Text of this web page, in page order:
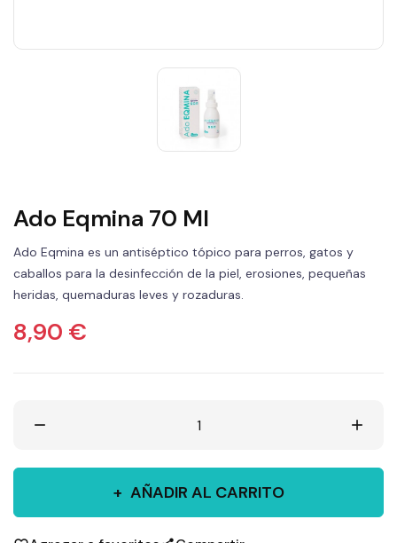
Ado Eqmina 70 Ml
Ado Eqmina es un antiséptico tópico para perros, gatos y
caballos para la desinfección de la piel, erosiones, pequeñas
heridas, quemaduras leves y rozaduras.
8,90 €
remove add
AÑADIR AL CARRITO